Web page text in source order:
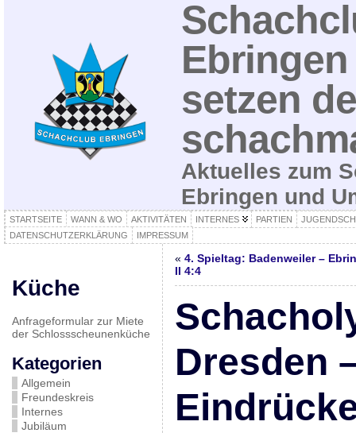
setzen
Aktuelles zum
Ebringen und
STARTSEITE WANN & WO AKTIVITÄTEN INTERNES PARTIEN
DATENSCHUTZERKLÄRUNG
IMPRESSUM
Küche
Anfrageformular zur Miete
der Schlossscheunenküche
Kategorien
Allgemein
Freundeskreis
Internes
Jubiläum
« 4. Spieltag: Badenweiler –
II 4:4
Dresden